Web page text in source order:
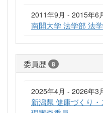
2011年9月 - 2015年6
南開大学 法学部 法
委員歴 8
2025年4月 - 2026年3
新潟県 健康づくり